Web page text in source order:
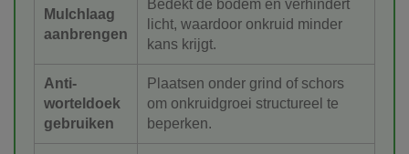
Mulchlaag
aanbrengen
Bedekt de bodem en verhindert
licht, waardoor onkruid minder
kans krijgt.
Anti-
worteldoek
gebruiken
Plaatsen onder grind of schors
om onkruidgroei structureel te
beperken.